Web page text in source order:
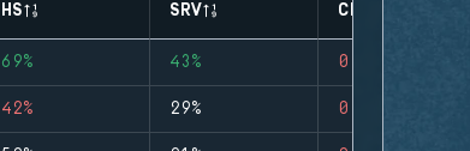
HS SRV CLUTCHES
69% 43% 0
42% 29% 0